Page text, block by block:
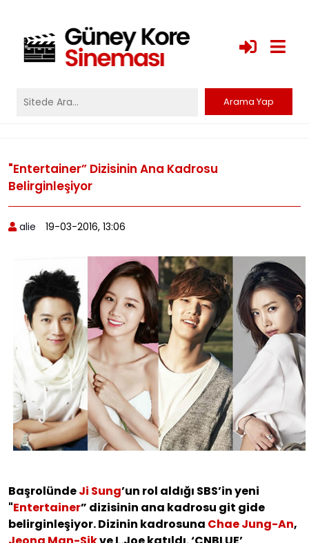
"Entertainer” Dizisinin Ana Kadrosu
Belirginleşiyor
alie 19-03-2016, 13:06
BaşrolündeJi Sung’un rol aldığı SBS’in yeni
"Entertainer” dizisinin ana kadrosu git gide
belirginleşiyor. Dizinin kadrosuna Chae Jung-An,